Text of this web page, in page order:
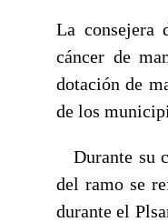
La consejera
cáncer de
dotación de
de los
Durante su
del ramo se
durante el